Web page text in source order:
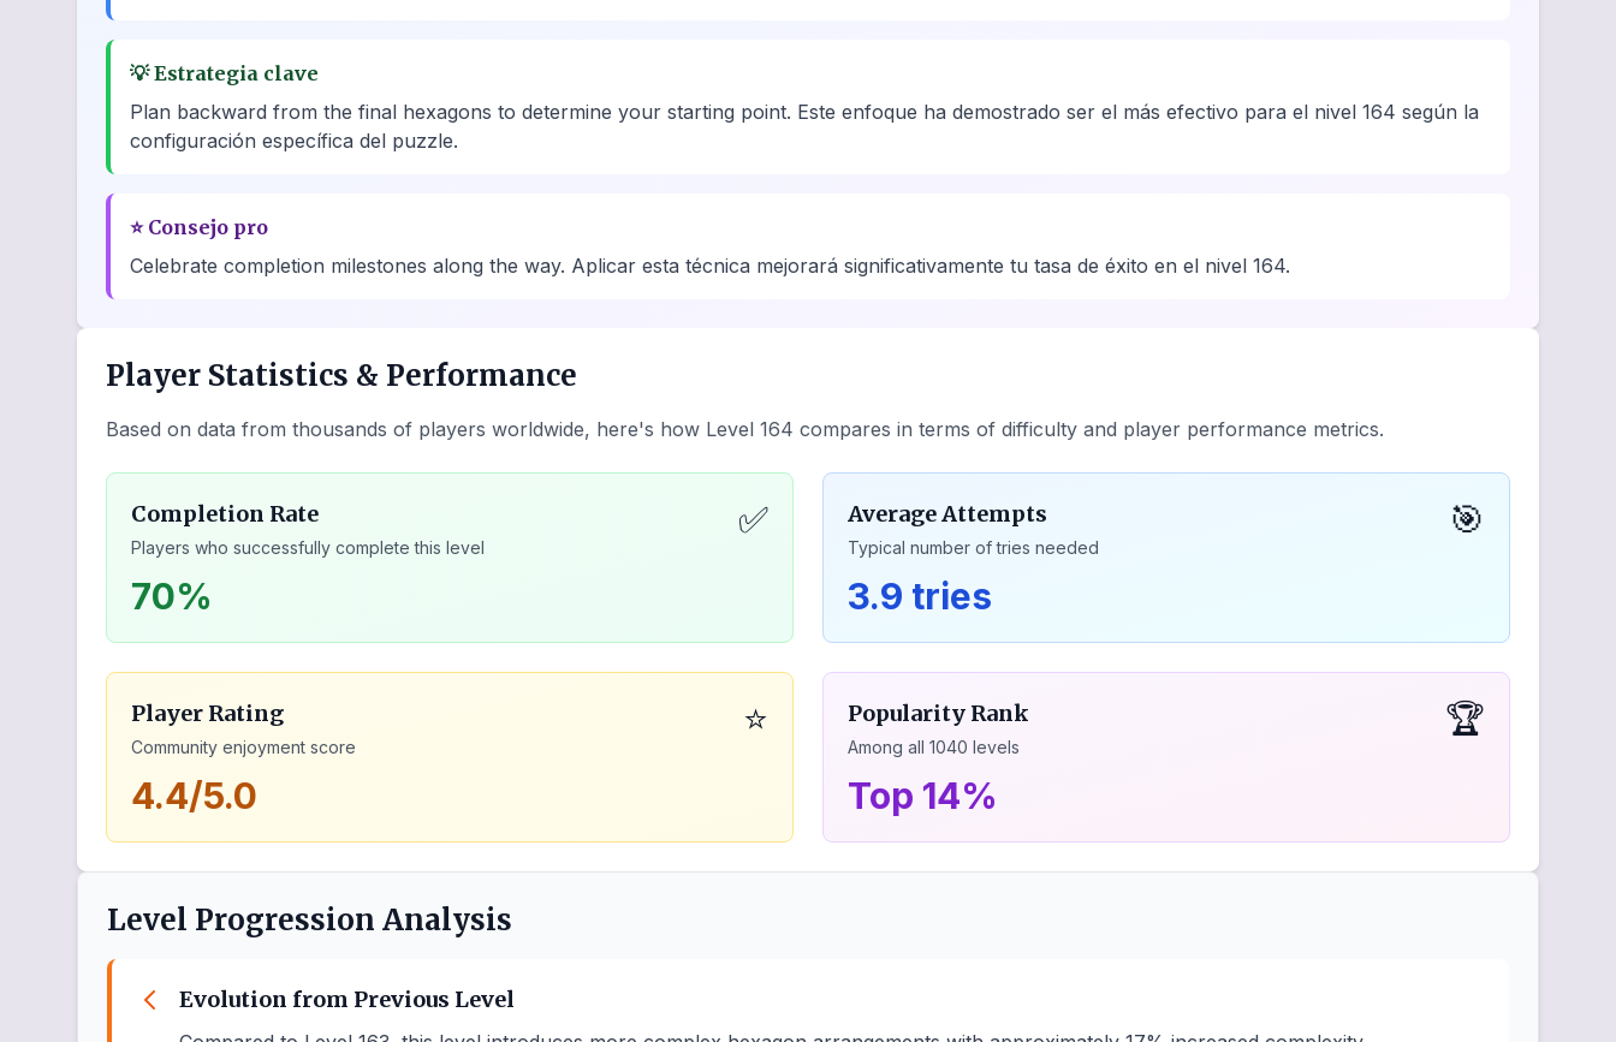
💡Estrategia clave
Plan backward from the final hexagons to determine your starting point. Este enfoque ha demostrado ser el más efectivo para el nivel 164 según la
configuración específica del puzzle.
⭐ Consejo pro
Celebrate completion milestones along the way. Aplicar esta técnica mejorará significativamente tu tasa de éxito en el nivel 164.
Player Statistics & Performance
Based on data from thousands of players worldwide, here's how Level 164 compares in terms of difficulty and player performance metrics.
Completion Rate
Players who successfully complete this level
✅
70%
Average Attempts
Typical number of tries needed
🎯
3.9 tries
Player Rating
Community enjoyment score
⭐
4.4/5.0
Popularity Rank
Among all 1040 levels
🏆
Top 14%
Level Progression Analysis
Evolution from Previous Level